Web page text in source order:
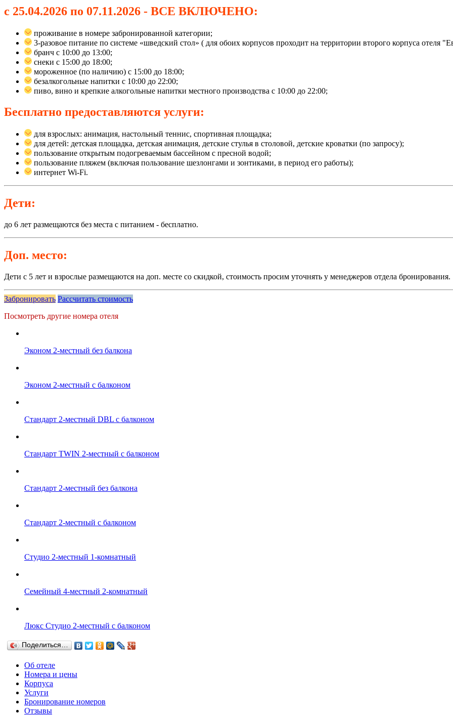
с 25.04.2026 по 07.11.2026 - ВСЕ ВКЛЮЧЕНО:
проживание в номере забронированной категории;
3-разовое питание по системе «шведский стол» ( для обоих корпусов проходит на территории второго корпуса отеля
бранч c 10:00 до 13:00;
снеки c 15:00 до 18:00;
мороженное (по наличию) с 15:00 до 18:00;
безалкогольные напитки с 10:00 до 22:00;
пиво, вино и крепкие алкогольные напитки местного производства с 10:00 до 22:00;
Бесплатно предоставляются услуги:
для взрослых: анимация, настольный теннис, спортивная площадка;
для детей: детская площадка, детская анимация, детские стулья в столовой, детские кроватки (по запросу);
пользование открытым подогреваемым бассейном с пресной водой;
пользование пляжем (включая пользование шезлонгами и зонтиками, в период его работы);
интернет Wi-Fi.
Дети:
до 6 лет размещаются без места с питанием - бесплатно.
Доп. место:
Дети с 5 лет и взрослые размещаются на доп. месте со скидкой, стоимость просим уточнять у менеджеров отдела бронирования.
Забронировать Рассчитать стоимость
Посмотреть другие номера отеля
Эконом 2-местный без балкона
Эконом 2-местный с балконом
Стандарт 2-местный DBL с балконом
Стандарт TWIN 2-местный с балконом
Стандарт 2-местный без балкона
Стандарт 2-местный с балконом
Студио 2-местный 1-комнатный
Семейный 4-местный 2-комнатный
Люкс Студио 2-местный с балконом
Поделиться…
Об отеле
Номера и цены
Корпуса
Услуги
Бронирование номеров
Отзывы